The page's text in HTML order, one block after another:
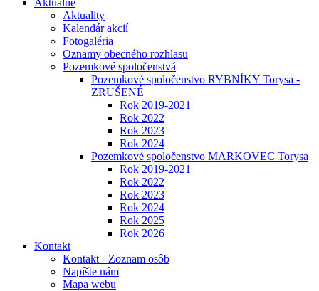
Aktuálne
Aktuality
Kalendár akcií
Fotogaléria
Oznamy obecného rozhlasu
Pozemkové spoločenstvá
Pozemkové spoločenstvo RYBNÍKY Torysa -
ZRUŠENÉ
Rok 2019-2021
Rok 2022
Rok 2023
Rok 2024
Pozemkové spoločenstvo MARKOVEC Torysa
Rok 2019-2021
Rok 2022
Rok 2023
Rok 2024
Rok 2025
Rok 2026
Kontakt
Kontakt - Zoznam osôb
Napíšte nám
Mapa webu